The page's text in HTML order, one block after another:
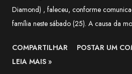
Diamond) , faleceu, conforme
família neste sábado (25). A causa da
sua trajetória e lamentou a forma
comunicada. O funeral será realizado
COMPARTILHAR
POSTAR UM
LEIA MAIS »